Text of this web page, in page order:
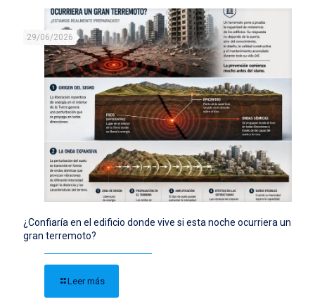
29/06/2026
¿Confiaría en el edificio donde vive si esta noche ocurriera un
gran terremoto?
Leer más